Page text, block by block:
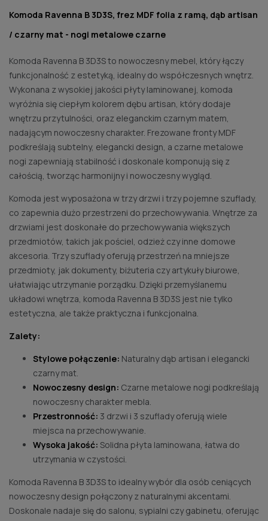
Komoda Ravenna B 3D3S, frez MDF folia z ramą, dąb artisan
/ czarny mat - nogi metalowe czarne
Komoda Ravenna B 3D3S to nowoczesny mebel, który łączy
funkcjonalność z estetyką, idealny do współczesnych wnętrz.
Wykonana z wysokiej jakości płyty laminowanej, komoda
wyróżnia się ciepłym kolorem dębu artisan, który dodaje
wnętrzu przytulności, oraz eleganckim czarnym matem,
nadającym nowoczesny charakter. Frezowane fronty MDF
podkreślają subtelny, elegancki design, a czarne metalowe
nogi zapewniają stabilność i doskonale komponują się z
całością, tworząc harmonijny i nowoczesny wygląd.
Komoda jest wyposażona w trzy drzwi i trzy pojemne szuflady,
co zapewnia dużo przestrzeni do przechowywania. Wnętrze za
drzwiami jest doskonałe do przechowywania większych
przedmiotów, takich jak pościel, odzież czy inne domowe
akcesoria. Trzy szuflady oferują przestrzeń na mniejsze
przedmioty, jak dokumenty, biżuteria czy artykuły biurowe,
ułatwiając utrzymanie porządku. Dzięki przemyślanemu
układowi wnętrza, komoda Ravenna B 3D3S jest nie tylko
estetyczna, ale także praktyczna i funkcjonalna.
Zalety:
Stylowe połączenie: Naturalny dąb artisan i elegancki
czarny mat.
Nowoczesny design: Czarne metalowe nogi podkreślają
nowoczesny charakter mebla.
Przestronność: 3 drzwi i 3 szuflady oferują wiele
miejsca na przechowywanie.
Wysoka jakość: Solidna płyta laminowana, łatwa do
utrzymania w czystości.
Komoda Ravenna B 3D3S to idealny wybór dla osób ceniących
nowoczesny design połączony z naturalnymi akcentami.
Doskonale nadaje się do salonu, sypialni czy gabinetu, oferując